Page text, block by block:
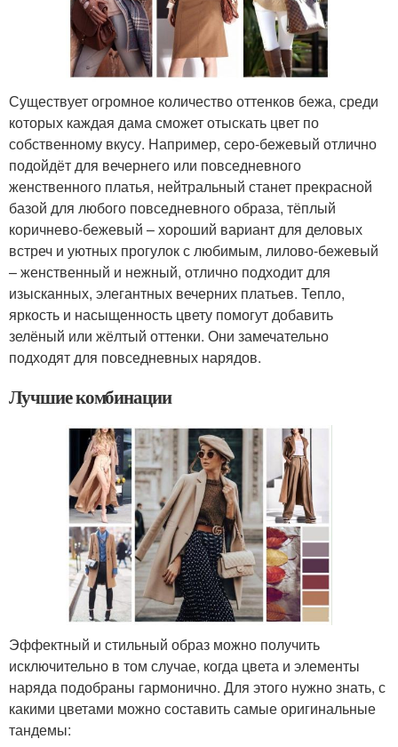
Существует огромное количество оттенков бежа, среди
которых каждая дама сможет отыскать цвет по
собственному вкусу. Например, серо-бежевый отлично
подойдёт для вечернего или повседневного
женственного платья, нейтральный станет прекрасной
базой для любого повседневного образа, тёплый
коричнево-бежевый – хороший вариант для деловых
встреч и уютных прогулок с любимым, лилово-бежевый
– женственный и нежный, отлично подходит для
изысканных, элегантных вечерних платьев. Тепло,
яркость и насыщенность цвету помогут добавить
зелёный или жёлтый оттенки. Они замечательно
подходят для повседневных нарядов.
Лучшие комбинации
Эффектный и стильный образ можно получить
исключительно в том случае, когда цвета и элементы
наряда подобраны гармонично. Для этого нужно знать, с
какими цветами можно составить самые оригинальные
тандемы: